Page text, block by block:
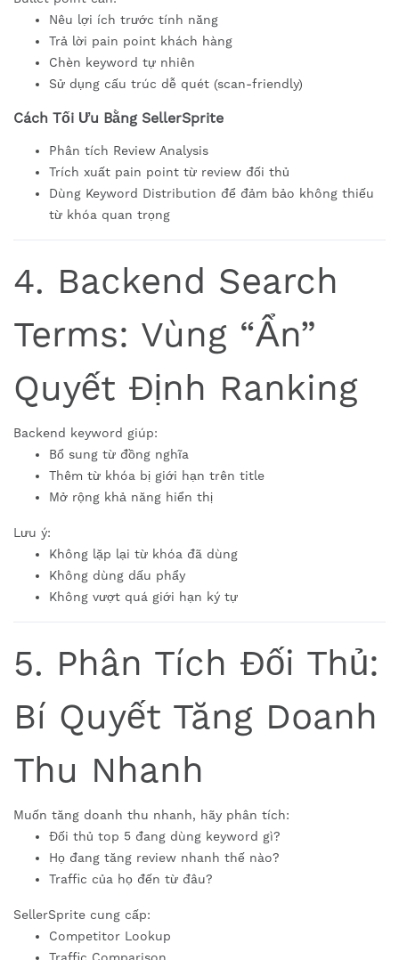
Nêu lợi ích trước tính năng
Trả lời pain point khách hàng
Chèn keyword tự nhiên
Sử dụng cấu trúc dễ quét (scan-friendly)
Cách Tối Ưu Bằng SellerSprite
Phân tích Review Analysis
Trích xuất pain point từ review đối thủ
Dùng Keyword Distribution để đảm bảo không thiếu
từ khóa quan trọng
4. Backend Search
Terms: Vùng “Ẩn”
Quyết Định Ranking
Backend keyword giúp:
Bổ sung từ đồng nghĩa
Thêm từ khóa bị giới hạn trên title
Mở rộng khả năng hiển thị
Lưu ý:
Không lặp lại từ khóa đã dùng
Không dùng dấu phẩy
Không vượt quá giới hạn ký tự
5. Phân Tích Đối Thủ:
Bí Quyết Tăng Doanh
Thu Nhanh
Muốn tăng doanh thu nhanh, hãy phân tích:
Đối thủ top 5 đang dùng keyword gì?
Họ đang tăng review nhanh thế nào?
Traffic của họ đến từ đâu?
SellerSprite cung cấp:
Competitor Lookup